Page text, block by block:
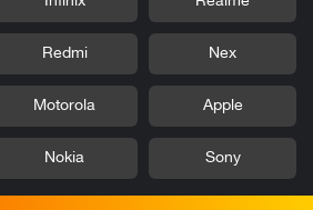
Nex
Redmi
Apple
Motorola
Sony
Nokia